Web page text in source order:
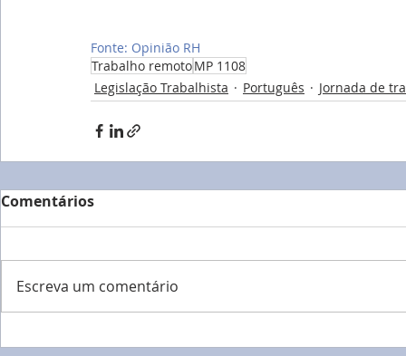
Fonte: Opinião RH
Trabalho remotoMP 1108
Legislação Trabalhista
Português Jornada de
Comentários
Escreva um comentário